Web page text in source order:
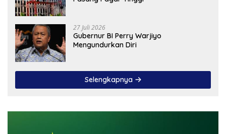
27 Juli 2026
Gubernur BI Perry Warjiyo
Mengundurkan Diri
Selengkapnya